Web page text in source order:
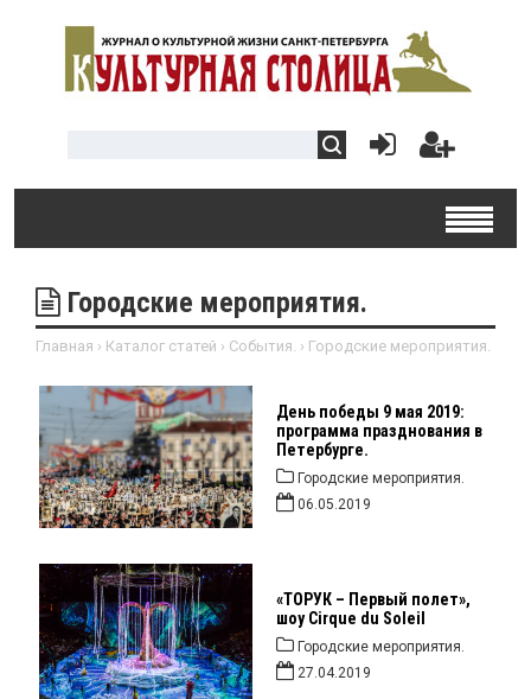
Городские мероприятия.
Главная › Каталог статей › События. › Городские мероприятия.
День победы 9 мая 2019:
программа празднования в
Петербурге.
Городские мероприятия.
06.05.2019
«ТОРУК – Первый полет»,
шоу Cirque du Soleil
Городские мероприятия.
27.04.2019